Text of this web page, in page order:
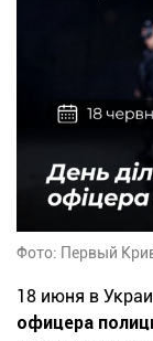
Фото: Первый
18 июня в
офицера